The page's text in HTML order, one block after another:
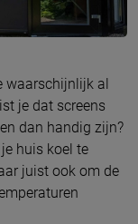
waarschijnlijk al
je dat screens
dan handig zijn?
huis koel te
juist ook om de